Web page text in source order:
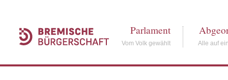
Parlament
Vom Volk gewählt Alle auf